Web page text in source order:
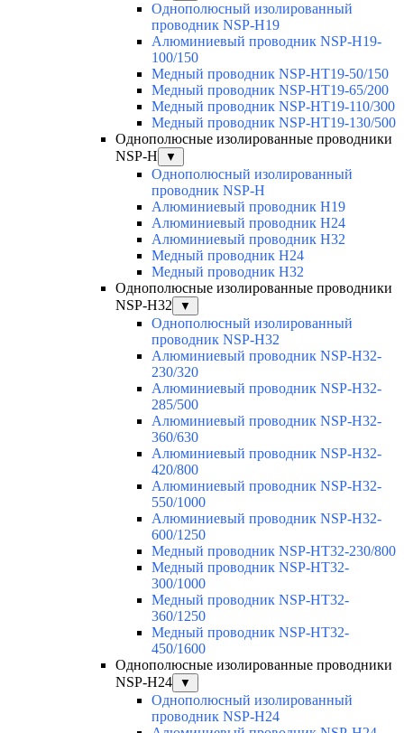
Однополюсный изолированный
проводник NSP-H19
Алюминиевый проводник NSP-H19-
100/150
Медный проводник NSP-HT19-50/150
Медный проводник NSP-HT19-65/200
Медный проводник NSP-HT19-110/300
Медный проводник NSP-HT19-130/500
Однополюсные изолированные проводники
NSP-H
▼
Однополюсный изолированный
проводник NSP-H
Алюминиевый проводник H19
Алюминиевый проводник H24
Алюминиевый проводник H32
Медный проводник H24
Медный проводник H32
Однополюсные изолированные проводники
NSP-H32
▼
Однополюсный изолированный
проводник NSP-H32
Алюминиевый проводник NSP-H32-
230/320
Алюминиевый проводник NSP-H32-
285/500
Алюминиевый проводник NSP-H32-
360/630
Алюминиевый проводник NSP-H32-
420/800
Алюминиевый проводник NSP-H32-
550/1000
Алюминиевый проводник NSP-H32-
600/1250
Медный проводник NSP-HT32-230/800
Медный проводник NSP-HT32-
300/1000
Медный проводник NSP-HT32-
360/1250
Медный проводник NSP-HT32-
450/1600
Однополюсные изолированные проводники
NSP-H24
▼
Однополюсный изолированный
проводник NSP-H24